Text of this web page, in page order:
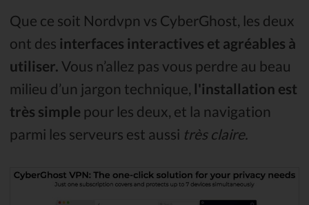
Que ce soit Nordvpn vs CyberGhost, les deux
ont des interfaces interactives et agréables à
utiliser. Vous n’allez pas vous perdre au beau
milieu d’un jargon technique, l'installation est
très simple pour les deux, et la navigation
parmi les serveurs est aussi très claire.